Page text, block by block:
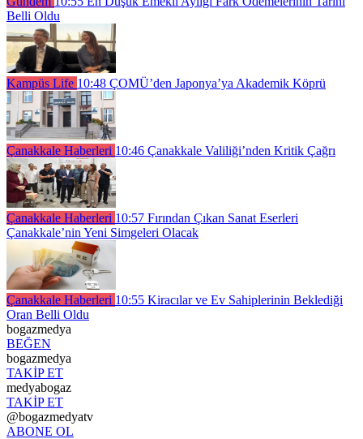
Belli Oldu
Kampüs Life 10:48 ÇOMÜ’den Japonya’ya Akademik Köprü
Çanakkale Haberleri 10:46 Çanakkale Valiliği’nden Kritik Çağrı
Çanakkale Haberleri 10:57 Fırından Çıkan Sanat Eserleri
Çanakkale’nin Yeni Simgeleri Olacak
Çanakkale Haberleri 10:55 Kiracılar ve Ev Sahiplerinin Beklediği
Oran Belli Oldu
bogazmedya
BEĞEN
bogazmedya
TAKİP ET
medyabogaz
TAKİP ET
@bogazmedyatv
ABONE OL